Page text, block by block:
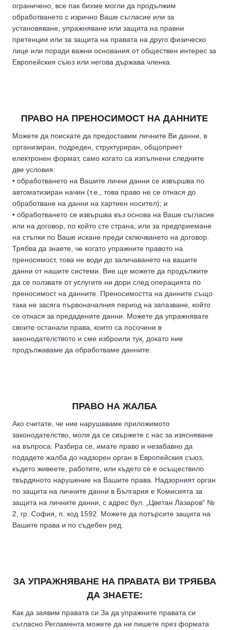
ограничено, все пак бихме могли да продължим
обработването с изрично Ваше съгласие или за
установяване, упражняване или защита на правни
претенции или за защита на правата на друго физическо
лице или поради важни основания от обществен интерес за
Европейския съюз или негова държава членка.
ПРАВО НА ПРЕНОСИМОСТ НА ДАННИТЕ
Можете да поискате да предоставим личните Ви данни, в
организиран, подреден, структуриран, общоприет
електронен формат, само когато са изпълнени следните
две условия:
• обработването на Вашите лични данни се извършва по
автоматизиран начин (т.е., това право не се отнася до
обработване на данни на хартиен носител); и
• обработването се извършва въз основа на Ваше съгласие
или на договор, по който сте страна, или за предприемане
на стъпки по Ваше искане преди сключването на договор.
Трябва да знаете, че когато упражните правото на
преносимост, това не води до заличаването на вашите
данни от нашите системи. Вие ще можете да продължите
да се ползвате от услугите ни дори след операцията по
преносимост на данните. Преносимостта на данните също
така не засяга първоначалния период на запазване, който
се отнася за предадените данни. Можете да упражнявате
своите останали права, които са посочени в
законодателството и сме изброили тук, докато ние
продължаваме да обработваме данните.
ПРАВО НА ЖАЛБА
Ако считате, че ние нарушаваме приложимото
законодателство, моля да се свържете с нас за изясняване
на въпроса. Разбира се, имате право и незабавно да
подадете жалба до надзорен орган в Европейския съюз,
където живеете, работите, или където се е осъществило
твърдяното нарушение на Вашите права. Надзорният орган
по защита на личните данни в България е Комисията за
защита на личните данни, с адрес бул. „Цветан Лазаров“ №
2, гр. София, п. код 1592. Можете да потърсите защита на
Вашите права и по съдебен ред.
ЗА УПРАЖНЯВАНЕ НА ПРАВАТА ВИ ТРЯБВА
ДА ЗНАЕТЕ:
Как да заявим правата си За да упражните правата си
съгласно Регламента можете да ни пишете през формата